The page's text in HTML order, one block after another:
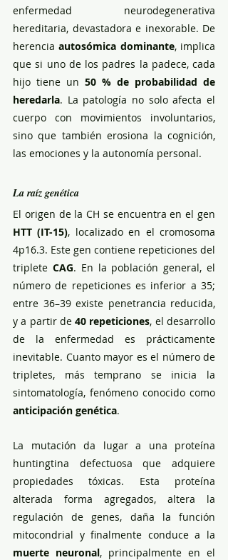
enfermedad neurodegenerativa
hereditaria, devastadora e inexorable. De
herencia autosómica dominante, implica
que si uno de los padres la padece, cada
hijo tiene un 50 % de probabilidad de
heredarla. La patología no solo afecta el
cuerpo con movimientos involuntarios,
sino que también erosiona la cognición,
las emociones y la autonomía personal.
La raíz genética
HTT (IT-15), localizado en el cromosoma
4p16.3. Este gen contiene repeticiones del
triplete CAG. En la población general, el
número de repeticiones es inferior a 35;
entre 36–39 existe penetrancia reducida,
y a partir de 40 repeticiones, el desarrollo
de la enfermedad es prácticamente
inevitable. Cuanto mayor es el número de
tripletes, más temprano se inicia la
anticipación genética.
La mutación da lugar a una proteína
huntingtina defectuosa que adquiere
propiedades tóxicas. Esta proteína
alterada forma agregados, altera la
regulación de genes, daña la función
muerte neuronal